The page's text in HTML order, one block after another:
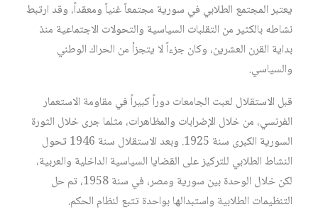
يعتبر المجتمع الطلابي في سورية مجتمعاً غنياً ومعقداً، وقد ارتبط
نشاطه بالكثير من التقلبات السياسية والتحولات الاجتماعية منذ
بداية القرن العشرين، وكان جزءاً لا يتجزأ من الحراك الوطني
والسياسي.
قبل الاستقلال لعبت الجامعات دوراً كبيراً في مقاومة الاستعمار
الفرنسي، من خلال الإضرابات والمظاهرات، مثلما جرى خلال الثورة
السورية الكبرى سنة 1925. وبعد الاستقلال سنة 1946 تحول
النشاط الطلابي للتركيز على القضايا السياسية الداخلية والعربية،
لكن خلال الوحدة بين سورية ومصر، في سنة 1958، تم حل
التنظيمات الطلابية واستبدالها بواحدة تتبع لنظام الحكم.